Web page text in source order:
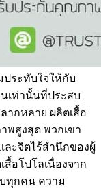
ระทับใจให้กับ
เท่านั้นที่ประสบ
ากหลาย ผลิตเสื้อ
พสูงสุด พวกเขา
ละจิตไร้สำนึกของผู้
อโปโลเนื่องจาก
ทุกคน ความ